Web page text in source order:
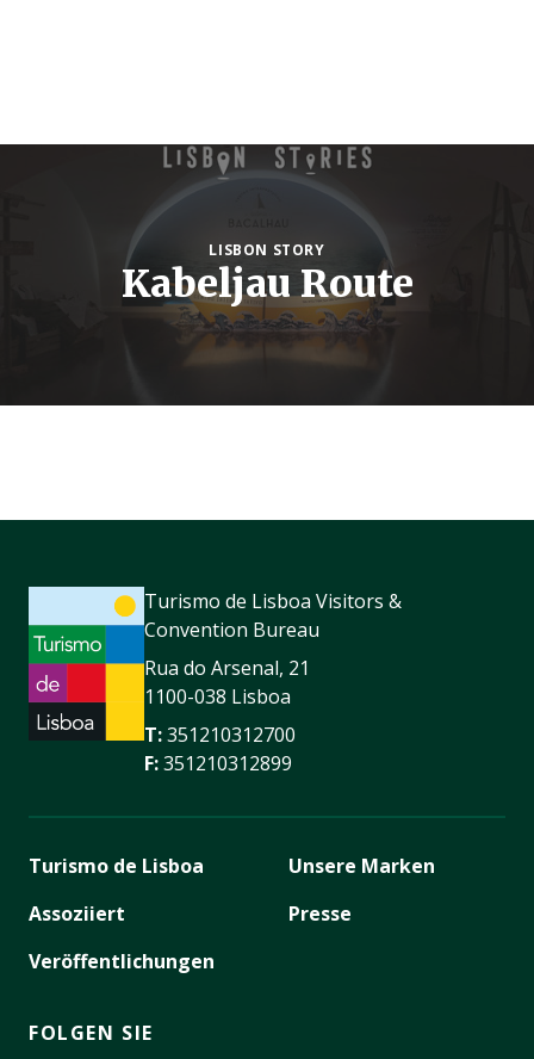
LISBON STORY
Kabeljau Route
Turismo de Lisboa Visitors &
Convention Bureau
Rua do Arsenal, 21
1100-038 Lisboa
T:351210312700
F:351210312899
Turismo de Lisboa
Assoziiert
Veröffentlichungen
Unsere Marken
Presse
FOLGEN SIE